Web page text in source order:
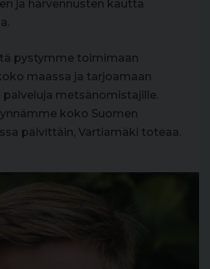
ja harvennusten kautta
pystymme toimimaan
maassa ja tarjoamaan
palveluja metsänomistajille.
koko Suomen
päivittäin, Vartiamäki toteaa.